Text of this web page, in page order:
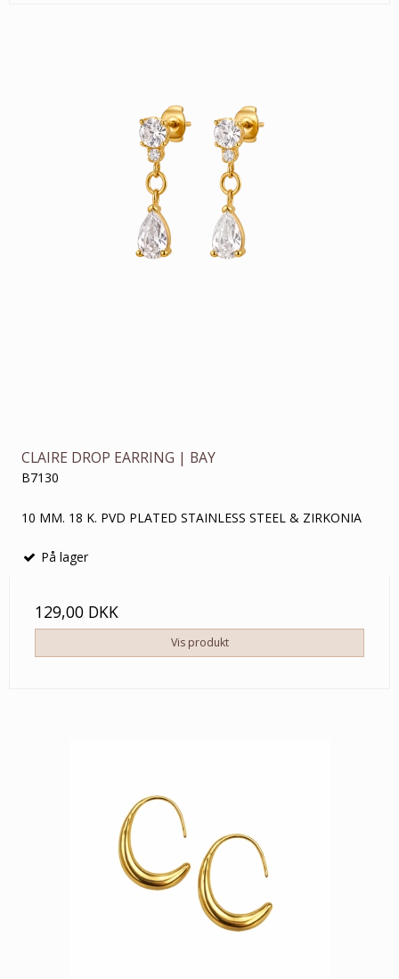
CLAIRE DROP EARRING | BAY
B7130
10 MM. 18 K. PVD PLATED STAINLESS STEEL & ZIRKONIA
På lager
129,00 DKK
Vis produkt